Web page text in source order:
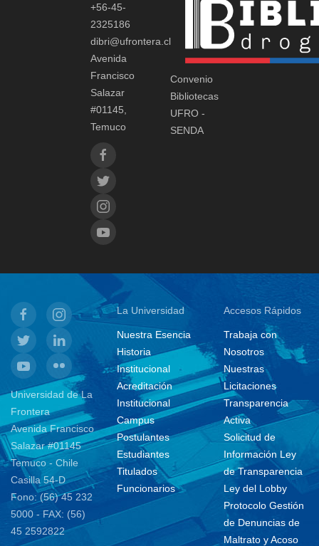
+56-45-
2325186
dibri@ufrontera.cl
Avenida
Francisco
Salazar
#01145,
Temuco
Convenio
Bibliotecas
UFRO -
SENDA
Universidad de La
Frontera
Avenida Francisco
Salazar #01145
Temuco - Chile
Casilla 54-D
Fono: (56) 45 232
5000 - FAX: (56)
45 2592822
La Universidad
Nuestra Esencia
Historia
Institucional
Acreditación
Institucional
Campus
Postulantes
Estudiantes
Titulados
Funcionarios
Accesos Rápidos
Trabaja con
Nosotros
Nuestras
Licitaciones
Transparencia
Activa
Solicitud de
Información Ley
de Transparencia
Ley del Lobby
Protocolo Gestión
de Denuncias de
Maltrato y Acoso